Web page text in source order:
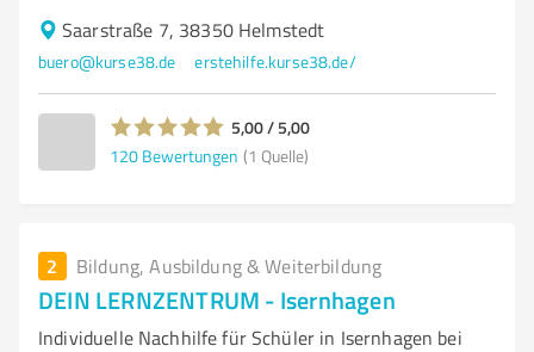
Saarstraße 7, 38350 Helmstedt
buero@kurse38.de erstehilfe.kurse38.de/
5,00 / 5,00
120 Bewertungen (1 Quelle)
2 Bildung, Ausbildung & Weiterbildung
DEIN LERNZENTRUM - Isernhagen
Individuelle Nachhilfe für Schüler in Isernhagen bei